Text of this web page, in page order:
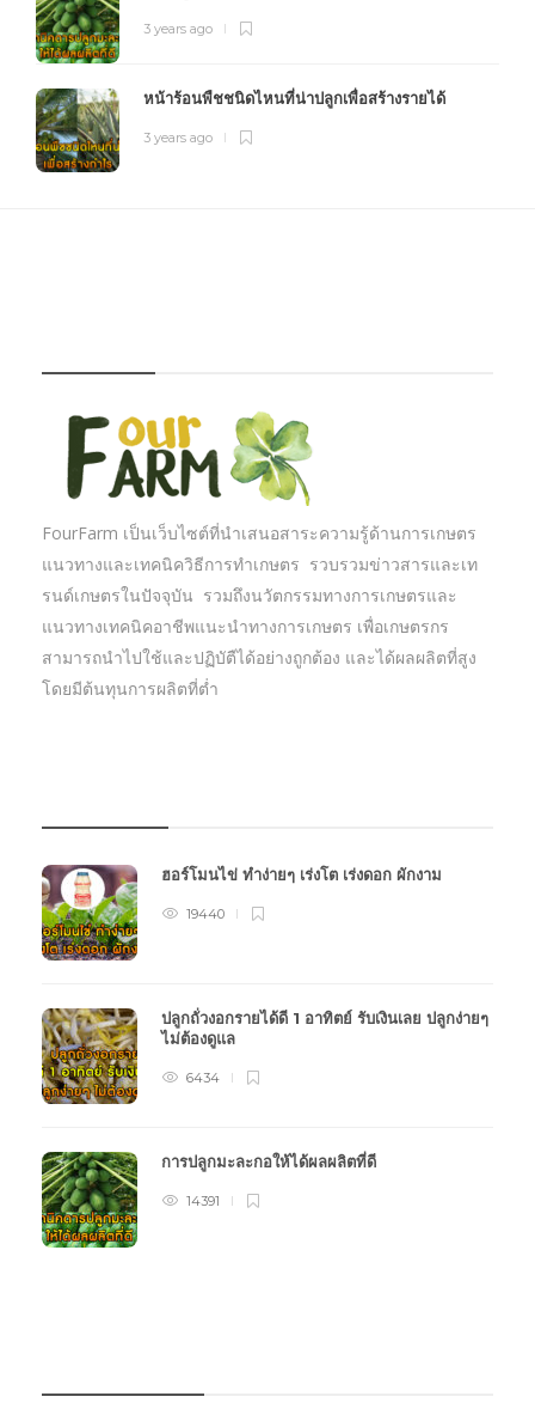
3 years ago
หน้าร้อนพืชชนิดไหนที่น่าปลูกเพื่อสร้างรายได้
3 years ago
FourFarm เป็นเว็บไซต์ที่นำเสนอสาระความรู้ด้านการเกษตร
แนวทางและเทคนิควิธีการทำเกษตร รวบรวมข่าวสารและเท
รนด์เกษตรในปัจจุบัน รวมถึงนวัตกรรมทางการเกษตรและ
แนวทางเทคนิคอาชีพแนะนำทางการเกษตร เพื่อเกษตรกร
สามารถนำไปใช้และปฏิบัตืได้อย่างถูกต้อง และได้ผลผลิตที่สูง
โดยมีต้นทุนการผลิตที่ต่ำ
ฮอร์โมนไข่ ทำง่ายๆ เร่งโต เร่งดอก ผักงาม
19440
ปลูกถั่วงอกรายได้ดี 1 อาทิตย์ รับเงินเลย ปลูกง่ายๆ
ไม่ต้องดูแล
6434
การปลูกมะละกอให้ได้ผลผลิตที่ดี
14391